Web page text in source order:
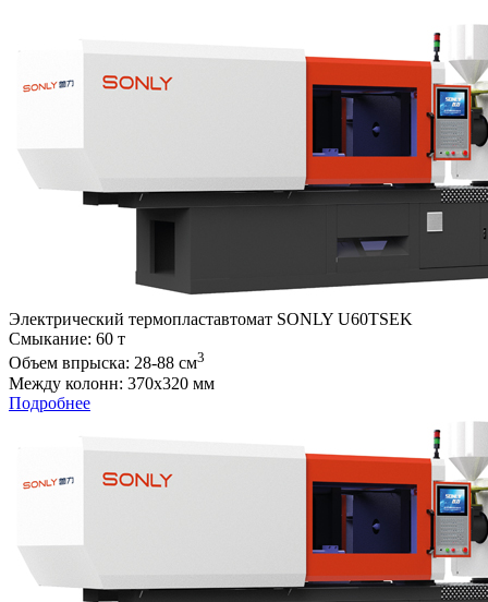
Электрический термопластавтомат SONLY U60TSEK
Cмыкание: 60 т
Объем впрыска: 28-88 см3
Между колонн: 370х320 мм
Подробнее